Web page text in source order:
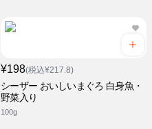
¥198(税込¥217.8)
シーザー おいしいまぐろ 白身魚・
野菜入り
100g